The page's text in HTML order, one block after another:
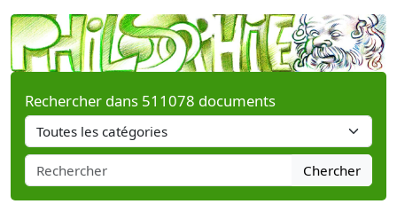
Rechercher dans 511078 documents
Chercher